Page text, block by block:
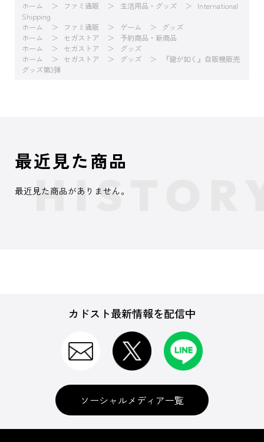
ホーム ファミ通販 生活用品・グッズ
International
Shipping
ホーム
ファミ通販 ゲーム
グッズ
ホーム
セガストア
予約商品・新商品
ホーム
セガストア
グッズ
ホーム
セガストア グッズ
『龍が如く』自販機販売
グッズ第3弾
最近見た商品
最近見た商品がありません。
カドスト最新情報を配信中
ソーシャルメディア一覧